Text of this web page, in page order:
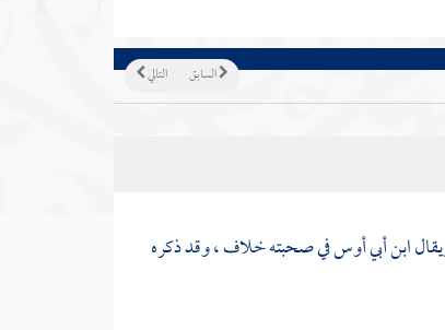
التالي السابق
ابن أبي أوسفي صحبته خلاف ، وقد ذكره